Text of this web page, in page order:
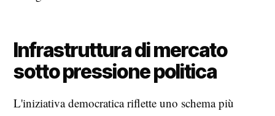
Infrastruttura di mercato
sotto pressione politica
L'iniziativa democratica riflette uno schema più